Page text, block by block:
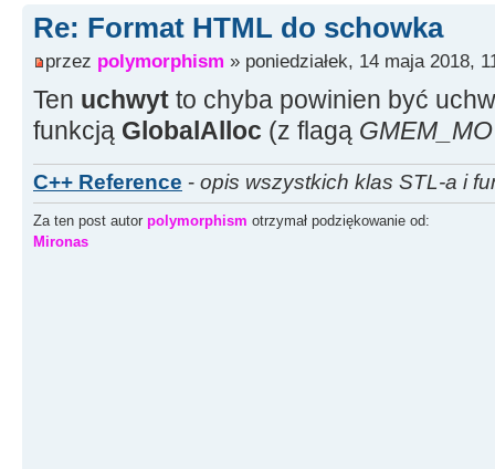
Re: Format HTML do schowka
przez polymorphism » poniedziałek, 14 maja 2018,
Ten uchwyt to chyba powinien być
funkcją GlobalAlloc (z flagą
C++ Reference - opis wszystkich klas STL-a i
Za ten post autor polymorphism otrzymał podziękowanie od:
Mironas